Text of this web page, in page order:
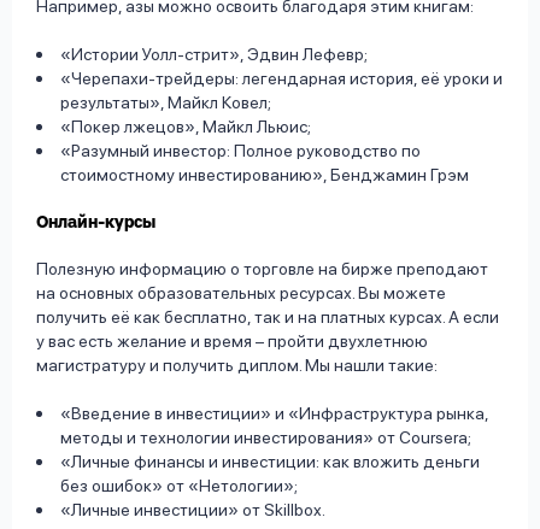
Например, азы можно освоить благодаря этим книгам:
«Истории Уолл-стрит», Эдвин Лефевр;
«Черепахи-трейдеры: легендарная история, её уроки и
результаты», Майкл Ковел;
«Покер лжецов», Майкл Льюис;
«Разумный инвестор: Полное руководство по
стоимостному инвестированию», Бенджамин Грэм
Онлайн-курсы
Полезную информацию о торговле на бирже преподают
на основных образовательных ресурсах. Вы можете
получить её как бесплатно, так и на платных курсах. А если
у вас есть желание и время – пройти двухлетнюю
магистратуру и получить диплом. Мы нашли такие:
«Введение в инвестиции» и «Инфраструктура рынка,
методы и технологии инвестирования» от Coursera;
«Личные финансы и инвестиции: как вложить деньги
без ошибок» от «Нетологии»;
«Личные инвестиции» от Skillbox.